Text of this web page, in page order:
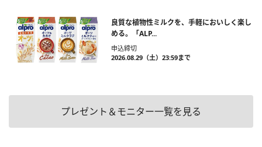
良質な植物性ミルクを、手軽においしく楽し
める。「ALP...
申込締切
2026.08.29（土）23:59まで
プレゼント＆モニター一覧を見る